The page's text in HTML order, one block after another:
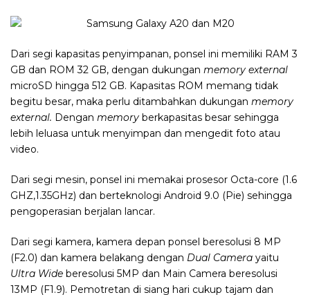
Dari segi kapasitas penyimpanan, ponsel ini memiliki RAM 3
GB dan ROM 32 GB, dengan dukungan memory external
microSD hingga 512 GB. Kapasitas ROM memang tidak
begitu besar, maka perlu ditambahkan dukungan memory
external. Dengan memory berkapasitas besar sehingga
lebih leluasa untuk menyimpan dan mengedit foto atau
video.
Dari segi mesin, ponsel ini memakai prosesor Octa-core (1.6
GHZ,1.35GHz) dan berteknologi Android 9.0 (Pie) sehingga
pengoperasian berjalan lancar.
Dari segi kamera, kamera depan ponsel beresolusi 8 MP
(F2.0) dan kamera belakang dengan Dual Camera yaitu
Ultra Wide beresolusi 5MP dan Main Camera beresolusi
13MP (F1.9). Pemotretan di siang hari cukup tajam dan